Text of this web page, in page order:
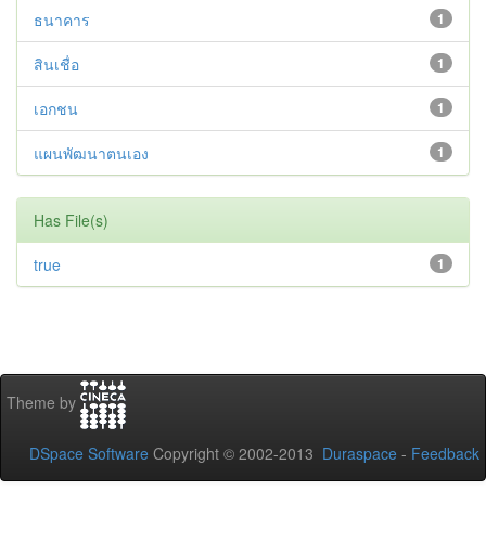
1
ธนาคาร
1
สินเชื่อ
1
เอกชน
1
แผนพัฒนาตนเอง
Has File(s)
1
true
Theme by
DSpace Software Copyright © 2002-2013 Duraspace - Feedback